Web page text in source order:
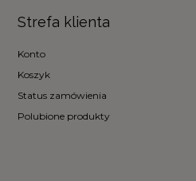
Strefa klienta
Konto
Koszyk
Status zamówienia
Polubione produkty